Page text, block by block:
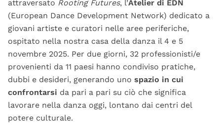
attraversato Rooting Futures, l’Atelier di EDN
(European Dance Development Network) dedicato a
giovani artiste e curatori nelle aree periferiche,
ospitato nella nostra casa della danza il 4 e 5
novembre 2025. Per due giorni, 32 professionisti/e
provenienti da 11 paesi hanno condiviso pratiche,
dubbi e desideri, generando uno spazio in cui
confrontarsi da pari a pari su ciò che significa
lavorare nella danza oggi, lontano dai centri del
potere culturale.